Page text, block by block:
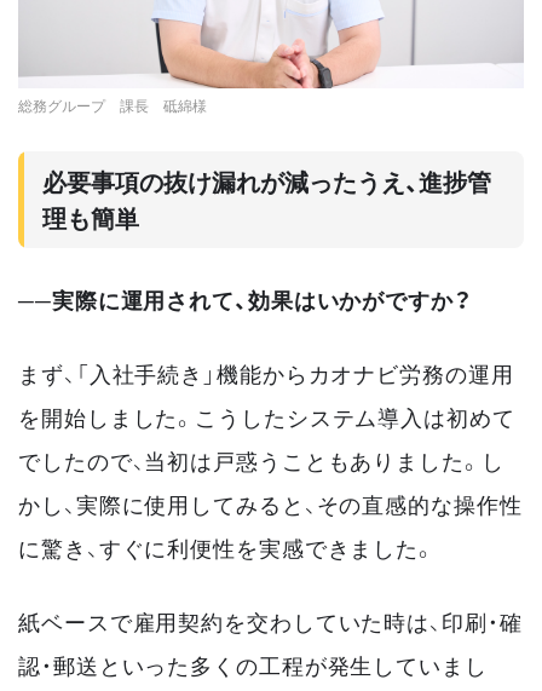
総務グループ 課長 砥綿様
必要事項の抜け漏れが減ったうえ、進捗管
理も簡単
──実際に運用されて、効果はいかがですか？
まず、「入社手続き」機能からカオナビ労務の運用
を開始しました。こうしたシステム導入は初めて
でしたので、当初は戸惑うこともありました。し
かし、実際に使用してみると、その直感的な操作性
に驚き、すぐに利便性を実感できました。
紙ベースで雇用契約を交わしていた時は、印刷・確
認・郵送といった多くの工程が発生していまし